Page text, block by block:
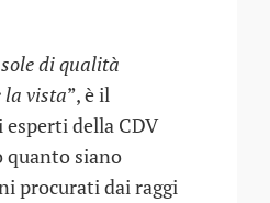
di qualità
la vista”, è il
esperti della CDV
quanto siano
procurati dai raggi